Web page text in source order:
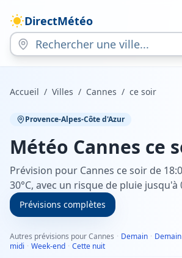
DirectMétéo
Accueil / Villes / Cannes / ce soir
Provence-Alpes-Côte d'Azur
Météo Cannes ce
Prévision pour Cannes ce soir de
30°C, avec un risque de pluie jusqu'à
Prévisions complètes
Autres prévisions pour Cannes · Demain ·
midi · Week-end · Cette nuit